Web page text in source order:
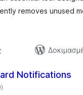
removes unused
Notifications
αξιολογήσεις
σύνολο
)